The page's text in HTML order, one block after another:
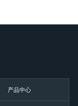
产品中心